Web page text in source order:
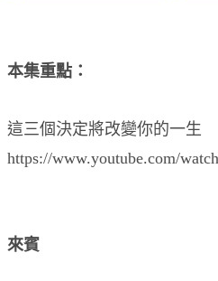
本集重點：
這三個決定將改變你的一生
https://www.youtube.com/
來賓